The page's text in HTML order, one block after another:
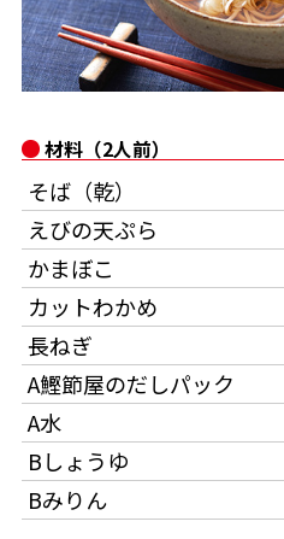
旨さ、別格。だし屋の鍋
サッと鍋®
汁物レシピ
おいしいレシピを商品から探す
かつお節レシピ
めんつゆレシピ
割烹白だしレシピ
かつお節・だしをもっと知る
かつお節・だしを楽しむ
だしコミュ
- 百年対話
採用情報
- ジョブリターン制
ヤマキお客様相談室
オンラインショップ
Global
材料（2人前）
そば（乾）
えびの天ぷら
かまぼこ
カットわかめ
長ねぎ
A鰹節屋のだしパック
A水
Bしょうゆ
Bみりん